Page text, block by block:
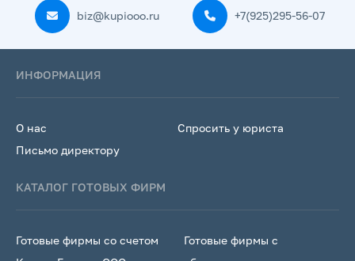
biz@kupiooo.ru +7(925)295-56-07
ИНФОРМАЦИЯ
О нас
Спросить у юриста
Письмо директору
КАТАЛОГ ГОТОВЫХ ФИРМ
Готовые фирмы со счетом
Готовые фирмы с